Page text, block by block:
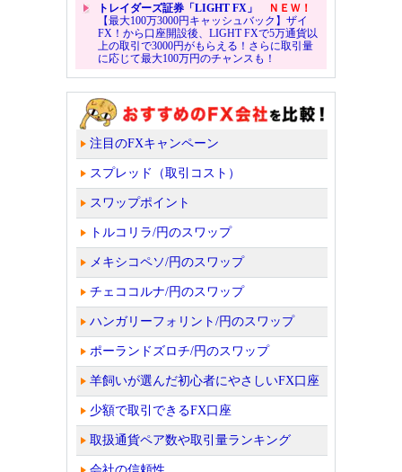
トレイダーズ証券「LIGHT FX」
ＮＥＷ！
【最大100万3000円キャッシュバック】ザイ
FX！から口座開設後、LIGHT FXで5万通貨以
上の取引で3000円がもらえる！さらに取引量
に応じて最大100万円のチャンスも！
注目のFXキャンペーン
スプレッド（取引コスト）
スワップポイント
トルコリラ/円のスワップ
メキシコペソ/円のスワップ
チェココルナ/円のスワップ
ハンガリーフォリント/円のスワップ
ポーランドズロチ/円のスワップ
羊飼いが選んだ初心者にやさしいFX口座
少額で取引できるFX口座
取扱通貨ペア数や取引量ランキング